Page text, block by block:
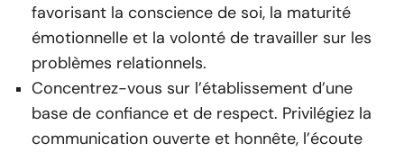
favorisant la conscience de soi, la maturité
émotionnelle et la volonté de travailler sur les
problèmes relationnels.
Concentrez-vous sur l’établissement d’une
base de confiance et de respect. Privilégiez la
communication ouverte et honnête, l’écoute